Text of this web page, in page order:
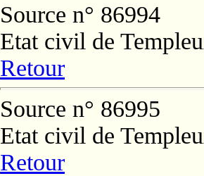
Source n° 86994
Etat civil de
Retour
Source n° 86995
Etat civil de
Retour